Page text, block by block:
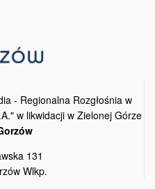
- Regionalna Rozgłośnia w
w likwidacji w Zielonej Górze
131
Wlkp.